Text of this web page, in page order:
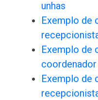
unhas
Exemplo de
Exemplo de
Exemplo de